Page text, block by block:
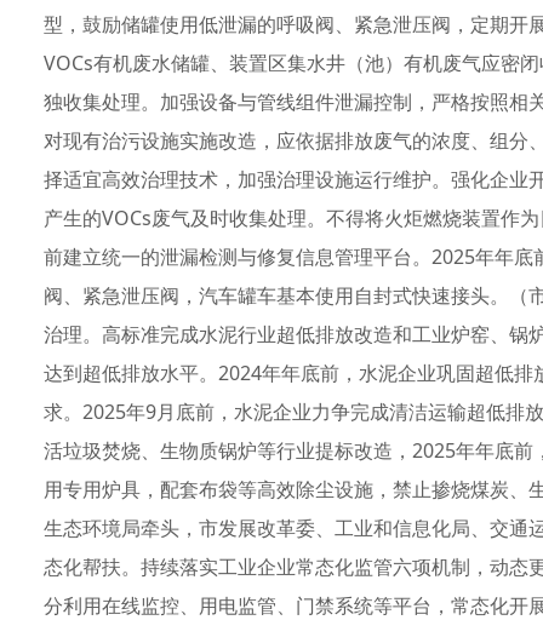
型，鼓励储罐使用低泄漏的呼吸阀、紧急泄压阀，定期
VOCs有机废水储罐、装置区集水井（池）有机废气应密
独收集处理。加强设备与管线组件泄漏控制，严格按照相
对现有治污设施实施改造，应依据排放废气的浓度、组
择适宜高效治理技术，加强治理设施运行维护。强化企
产生的VOCs废气及时收集处理。不得将火炬燃烧装置作
前建立统一的泄漏检测与修复信息管理平台。2025年年
阀、紧急泄压阀，汽车罐车基本使用自封式快速接头。
治理。高标准完成水泥行业超低排放改造和工业炉窑、
达到超低排放水平。2024年年底前，水泥企业巩固超低
求。2025年9月底前，水泥企业力争完成清洁运输超低排
活垃圾焚烧、生物质锅炉等行业提标改造，2025年年底
用专用炉具，配套布袋等高效除尘设施，禁止掺烧煤炭
生态环境局牵头，市发展改革委、工业和信息化局、交
态化帮扶。持续落实工业企业常态化监管六项机制，动
分利用在线监控、用电监管、门禁系统等平台，常态化